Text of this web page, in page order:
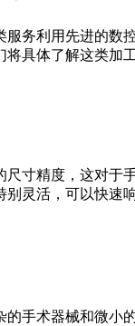
务利用先进的数
具体了解这类加
寸精度，这对于
灵活，可以快速
手术器械和微小